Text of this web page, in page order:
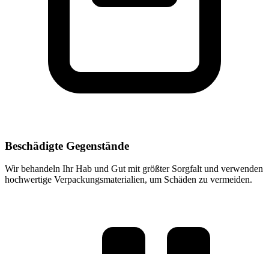
Beschädigte Gegenstände
Wir behandeln Ihr Hab und Gut mit größter Sorgfalt und verwenden
hochwertige Verpackungsmaterialien, um Schäden zu vermeiden.